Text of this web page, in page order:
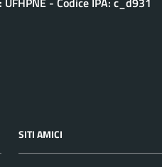
SITI AMICI